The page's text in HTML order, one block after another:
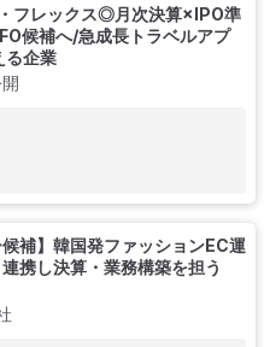
フレックス◎月次決算×IPO準
候補へ/急成長トラベルアプ
る企業
候補】韓国発ファッションEC運
携し決算・業務構築を担う